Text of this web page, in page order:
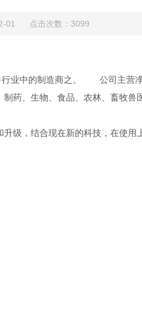
01 点击次数：3099
业中的制造商之。 公司主营净
药、生物、食品、农林、畜牧
级，结合现在新的科技，在使